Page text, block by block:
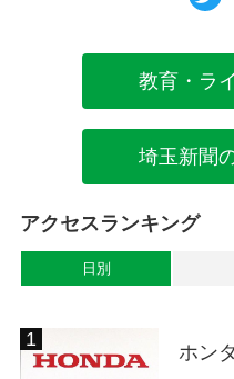
教育・ラ
埼玉新聞
アクセスランキング
日別
ホン